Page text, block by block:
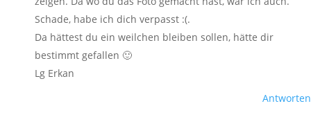
Schade, habe ich dich verpasst :(.
Da hättest du ein weilchen bleiben sollen, hätte dir
bestimmt gefallen 🙂
Lg Erkan
Antworten